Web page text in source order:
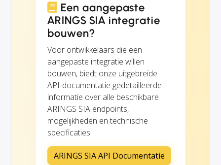
Een aangepaste
ARINGS SIA integratie
bouwen?
Voor ontwikkelaars die een
aangepaste integratie willen
bouwen, biedt onze uitgebreide
API-documentatie gedetailleerde
informatie over alle beschikbare
ARINGS SIA endpoints,
mogelijkheden en technische
specificaties.
ARINGS SIA API Documentatie